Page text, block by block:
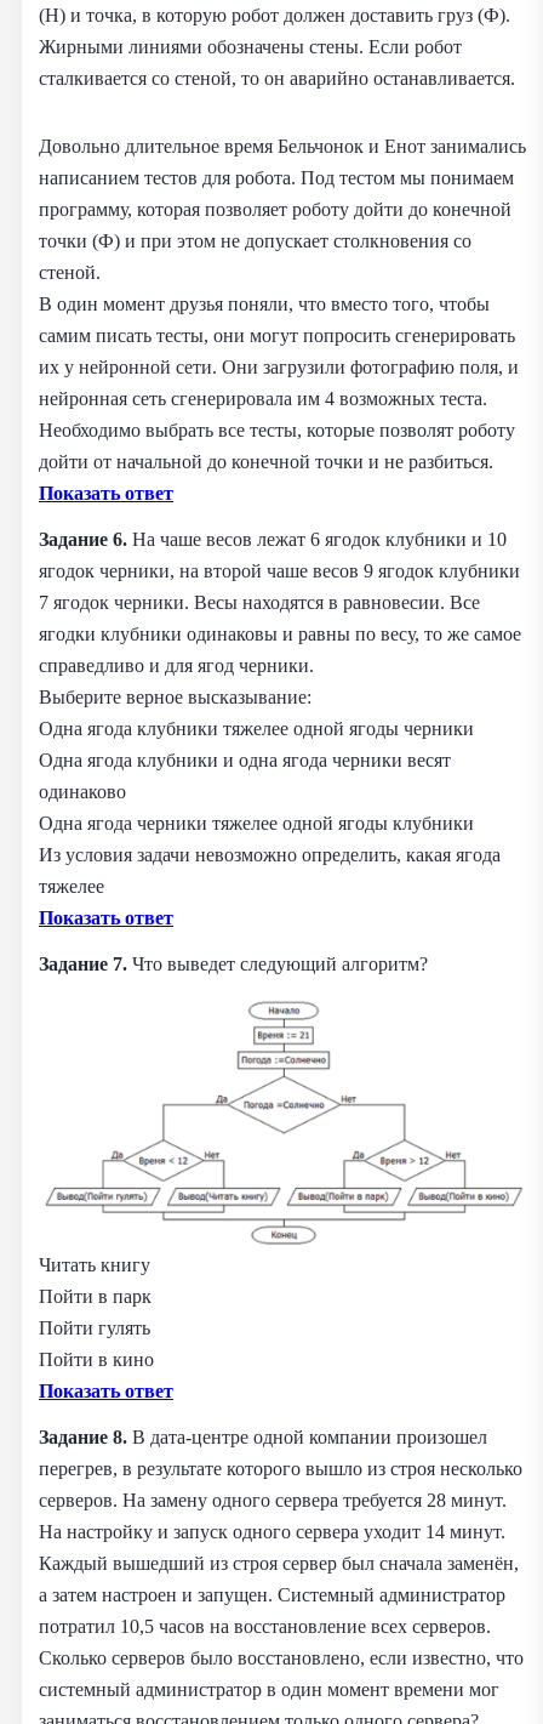
(Н) и точка, в которую робот должен доставить груз (Ф).
Жирными линиями обозначены стены. Если робот
сталкивается со стеной, то он аварийно останавливается.
Довольно длительное время Бельчонок и Енот занимались
написанием тестов для робота. Под тестом мы понимаем
программу, которая позволяет роботу дойти до конечной
точки (Ф) и при этом не допускает столкновения со
стеной.
В один момент друзья поняли, что вместо того, чтобы
самим писать тесты, они могут попросить сгенерировать
их у нейронной сети. Они загрузили фотографию поля, и
нейронная сеть сгенерировала им 4 возможных теста.
Необходимо выбрать все тесты, которые позволят роботу
дойти от начальной до конечной точки и не разбиться.
Показать ответ
Задание 6. На чаше весов лежат 6 ягодок клубники и 10
ягодок черники, на второй чаше весов 9 ягодок клубники
7 ягодок черники. Весы находятся в равновесии. Все
ягодки клубники одинаковы и равны по весу, то же самое
справедливо и для ягод черники.
Выберите верное высказывание:
Одна ягода клубники тяжелее одной ягоды черники
Одна ягода клубники и одна ягода черники весят
одинаково
Одна ягода черники тяжелее одной ягоды клубники
Из условия задачи невозможно определить, какая ягода
тяжелее
Показать ответ
Задание 7. Что выведет следующий алгоритм?
Читать книгу
Пойти в парк
Пойти гулять
Пойти в кино
Показать ответ
Задание 8. В дата-центре одной компании произошел
перегрев, в результате которого вышло из строя несколько
серверов. На замену одного сервера требуется 28 минут.
На настройку и запуск одного сервера уходит 14 минут.
Каждый вышедший из строя сервер был сначала заменён,
а затем настроен и запущен. Системный администратор
потратил 10,5 часов на восстановление всех серверов.
Сколько серверов было восстановлено, если известно, что
системный администратор в один момент времени мог